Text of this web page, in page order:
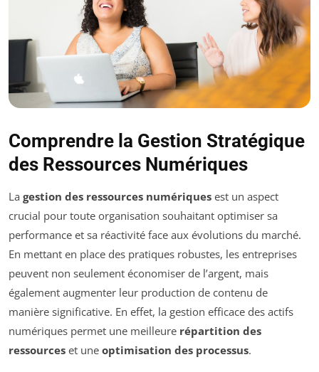
Comprendre la Gestion Stratégique
des Ressources Numériques
La gestion des ressources numériques est un aspect
crucial pour toute organisation souhaitant optimiser sa
performance et sa réactivité face aux évolutions du marché.
En mettant en place des pratiques robustes, les entreprises
peuvent non seulement économiser de l’argent, mais
également augmenter leur production de contenu de
manière significative. En effet, la gestion efficace des actifs
numériques permet une meilleure répartition des
ressources et une optimisation des processus.